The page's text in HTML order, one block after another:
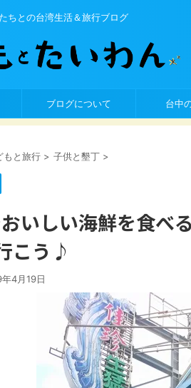
ちとの台湾生活＆旅行ブログ
ブログについて 台中
もと旅行 > 子供と墾丁 >
いしい海鮮を食べ
こう♪
4月19日